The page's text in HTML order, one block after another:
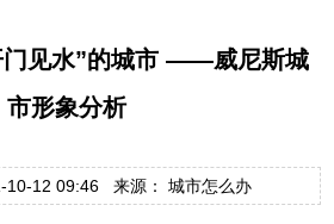
门见水”的城市 ——威尼斯城
市形象分析
10-12 09:46 来源： 城市怎么办